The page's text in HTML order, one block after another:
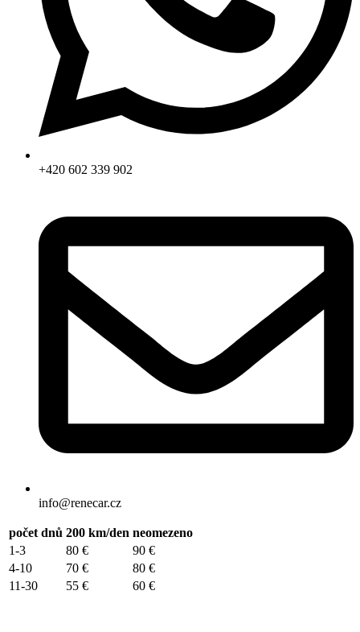
+420 602 339 902
info@renecar.cz
počet dnů 200 km/den neomezeno
1-3
80 €
90 €
4-10
70 €
80 €
11-30
55 € 60 €